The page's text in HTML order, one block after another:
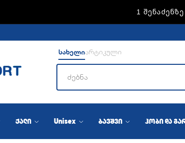
ADIDAS — 1
სახელიარტიკული
ქალი Unisex ბავშვი ჰობი და